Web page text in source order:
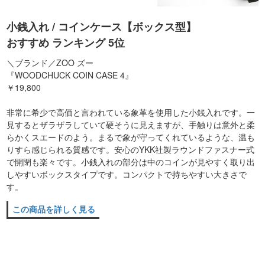
小銭入れ / コインケース【ボックス型】
おすすめ ランキング 5位
＼ブランド／ZOO ズー
『WOODCHUCK COIN CASE 4』
￥19,800
非常に希少で高価と言われている象革を使用した小銭入れです。一
見するとザラザラしていて硬そうに見えますが、手触りは意外と柔
らかくスエードのよう。まるで象が守ってくれているような、温も
りすら感じられる質感です。安心のYKK社製ラウンドファスナー式
で開閉も楽々です。小銭入れの部分は中のコインが見やすく取り出
しやすいボックスタイプです。コンパクトで持ちやすい大きさで
す。
この商品を詳しく見る